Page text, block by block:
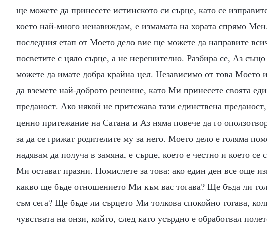
ще можете да принесете истинското си сърце, като се
което най-много ненавиждам, е измамата на хората спрямо
последния етап от Моето дело вие ще можете да направите
посветите с цяло сърце, а не нерешително. Разбира се, Аз
можете да имате добра крайна цел. Независимо от това Моето
да вземете най-доброто решение, като Ми принесете своята
преданост. Ако някой не притежава тази единствена
ценно притежание на Сатана и Аз няма повече да го
за да се грижат родителите му за него. Моето дело е голяма
надявам да получа в замяна, е сърце, което е честно и което се
Ми остават празни. Помислете за това: ако един ден все още
какво ще бъде отношението Ми към вас тогава? Ще бъда ли
съм сега? Ще бъде ли сърцето Ми толкова спокойно тогава,
чувствата на онзи, който, след като усърдно е обработвал